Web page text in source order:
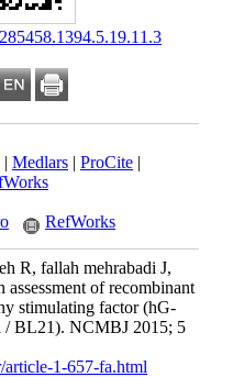
| Medlars | ProCite |
RefWorks
R, fallah mehrabadi J,
of recombinant
stimulating factor (hG-
/ BL21). NCMBJ 2015; 5
1-657-fa.html